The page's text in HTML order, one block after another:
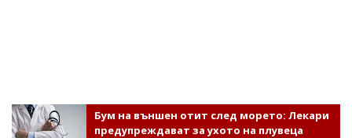
Бум на външен отит след морето: Лекари
предупреждават за ухото на плувеца